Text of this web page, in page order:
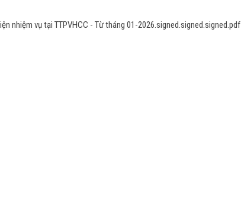
nhiệm vụ tại TTPVHCC - Từ tháng 01-2026.signed.signed.signed.pdf